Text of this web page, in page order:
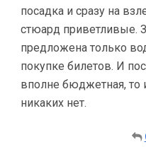
посадка и сразу на
стюард приветливые.
предложена только
покупке билетов. И
вполне бюджетная, то
никаких нет.